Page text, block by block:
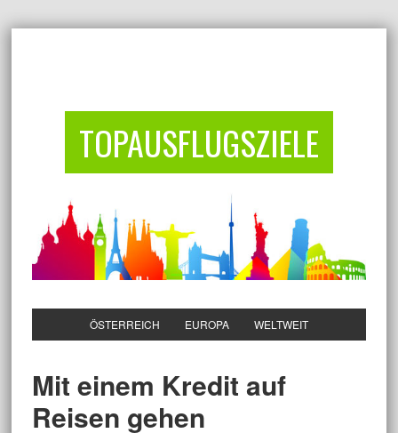
TOPAUSFLUGSZIELE
ÖSTERREICH EUROPA WELTWEIT
Mit einem Kredit auf
Reisen gehen